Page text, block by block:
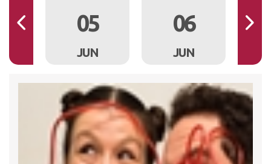
05
JUN
06
JUN